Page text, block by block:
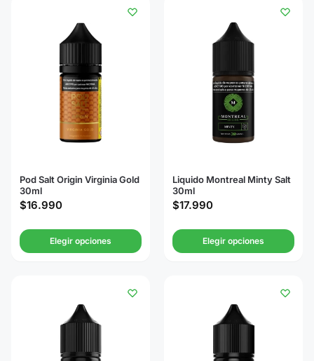
Pod Salt Origin Virginia Gold
30ml
$16.990
Elegir opciones
Liquido Montreal Minty Salt
30ml
$17.990
Elegir opciones